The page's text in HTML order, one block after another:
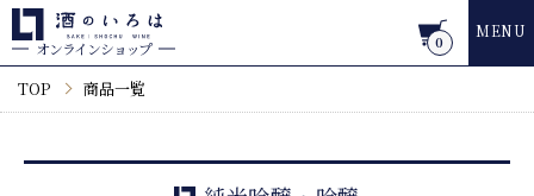
0
MENU
オンラインショップ
TOP 商品一覧